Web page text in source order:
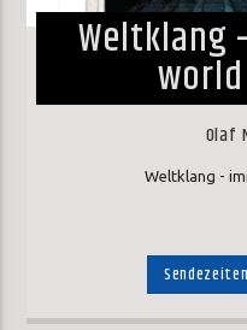
Weltklang
Olaf
Weltklang -